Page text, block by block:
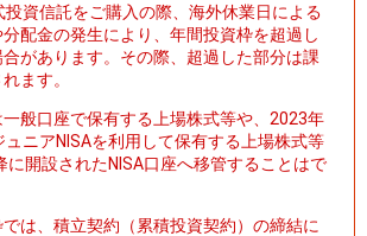
投資信託をご購入の際、海外休業日による
配金の発生により、年間投資枠を超過し
があります。その際、超過した部分は課
ます。
般口座で保有する上場株式等や、2023年
ュニアNISAを利用して保有する上場株式等
に開設されたNISA口座へ移管することはで
は、積立契約（累積投資契約）の締結に